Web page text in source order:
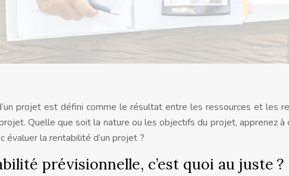
projet est défini comme le résultat entre les ressources et les
Quelle que soit la nature ou les objectifs du projet, apprenez à
évaluer la rentabilité d’un projet ?
prévisionnelle, c’est quoi au juste ?